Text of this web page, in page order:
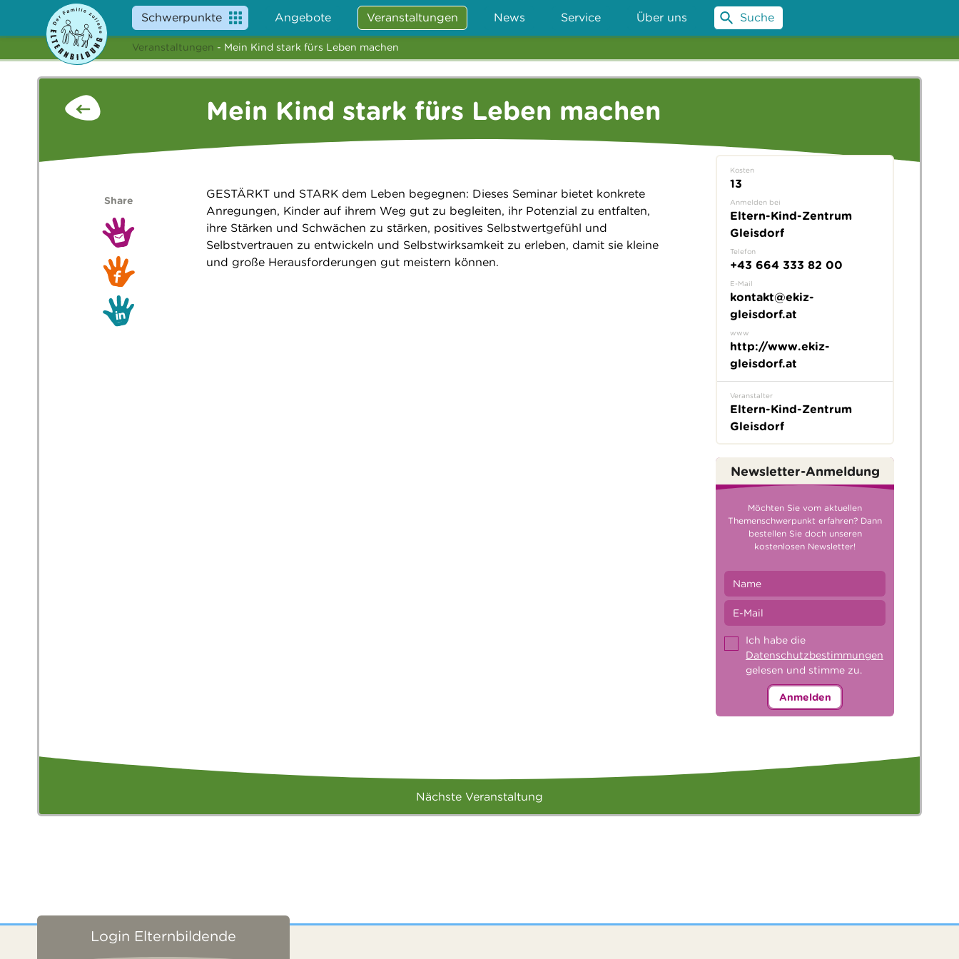
Schwerpunkte Angebote Veranstaltungen News Service Über uns Suche
Veranstaltungen - Mein Kind stark fürs Leben machen
Mein Kind stark fürs Leben machen
GESTÄRKT und STARK dem Leben begegnen: Dieses Seminar bietet konkrete
Anregungen, Kinder auf ihrem Weg gut zu begleiten, ihr Potenzial zu entfalten,
ihre Stärken und Schwächen zu stärken, positives Selbstwertgefühl und
Selbstvertrauen zu entwickeln und Selbstwirksamkeit zu erleben, damit sie kleine
und große Herausforderungen gut meistern können.
Share
Kosten
13
Anmelden bei
Eltern-Kind-Zentrum
Gleisdorf
Telefon
+43 664 333 82 00
E-Mail
kontakt@ekiz-
gleisdorf.at
www
http://www.ekiz-
gleisdorf.at
Veranstalter
Eltern-Kind-Zentrum
Gleisdorf
Newsletter-Anmeldung
Möchten Sie vom aktuellen
Themenschwerpunkt erfahren? Dann
bestellen Sie doch unseren
kostenlosen Newsletter!
Ich habe die
Datenschutzbestimmungen
gelesen und stimme zu.
Anmelden
Nächste Veranstaltung
Login Elternbildende